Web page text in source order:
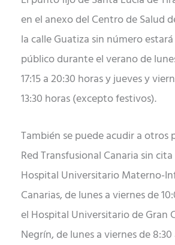
en el anexo del Centro de Salud
la calle Guatiza sin número
público durante el verano de
17:15 a 20:30 horas y jueves y
13:30 horas (excepto festivos).
También se puede acudir a otros
Red Transfusional Canaria sin
Hospital Universitario Materno-
Canarias, de lunes a viernes de
el Hospital Universitario de Gran
Negrín, de lunes a viernes de 8:30